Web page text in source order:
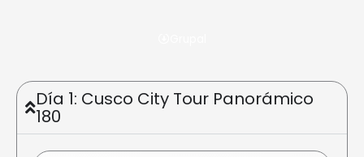
Día 1: Cusco City Tour Panorámico
180